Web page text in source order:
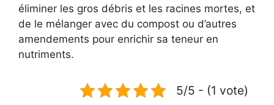
éliminer les gros débris et les racines mortes, et
de le mélanger avec du compost ou d’autres
amendements pour enrichir sa teneur en
nutriments.
5/5 - (1 vote)